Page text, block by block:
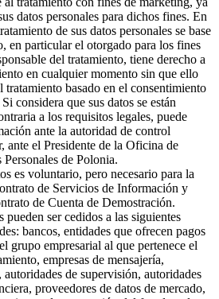
datos personales para dichos fines. En
de sus datos personales se base
en particular el otorgado para los fines
del tratamiento, tiene derecho a
en cualquier momento sin que ello
tratamiento basado en el consentimiento
considera que sus datos se están
a los requisitos legales, puede
ante la autoridad de control
ante el Presidente de la Oficina de
de Polonia.
es voluntario, pero necesario para la
de Servicios de Información y
de Cuenta de Demostración.
pueden ser cedidos a las siguientes
bancos, entidades que ofrecen pagos
grupo empresarial al que pertenece el
empresas de mensajería,
autoridades de supervisión, autoridades
proveedores de datos de mercado,